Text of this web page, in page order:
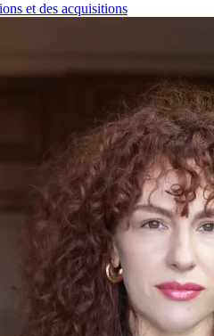
et des acquisitions